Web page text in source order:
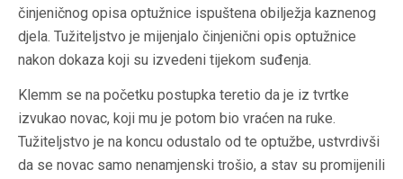
činjeničnog opisa optužnice ispuštena obilježja kaznenog
djela. Tužiteljstvo je mijenjalo činjenični opis optužnice
nakon dokaza koji su izvedeni tijekom suđenja.
Klemm se na početku postupka teretio da je iz tvrtke
izvukao novac, koji mu je potom bio vraćen na ruke.
Tužiteljstvo je na koncu odustalo od te optužbe, ustvrdivši
da se novac samo nenamjenski trošio, a stav su promijenili